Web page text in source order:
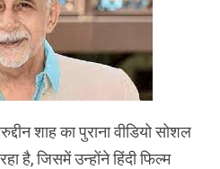
शाह का पुराना वीडियो सोशल
है, जिसमें उन्होंने हिंदी फिल्म